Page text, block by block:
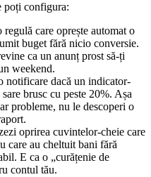
poți configura:
regulă care oprește automat o
buget fără nicio conversie.
ca un anunț prost să-ți
weekend.
notificare dacă un indicator-
brusc cu peste 20%. Așa
probleme, nu le descoperi o
oprirea cuvintelor-cheie care
care au cheltuit bani fără
E ca o „curățenie de
contul tău.